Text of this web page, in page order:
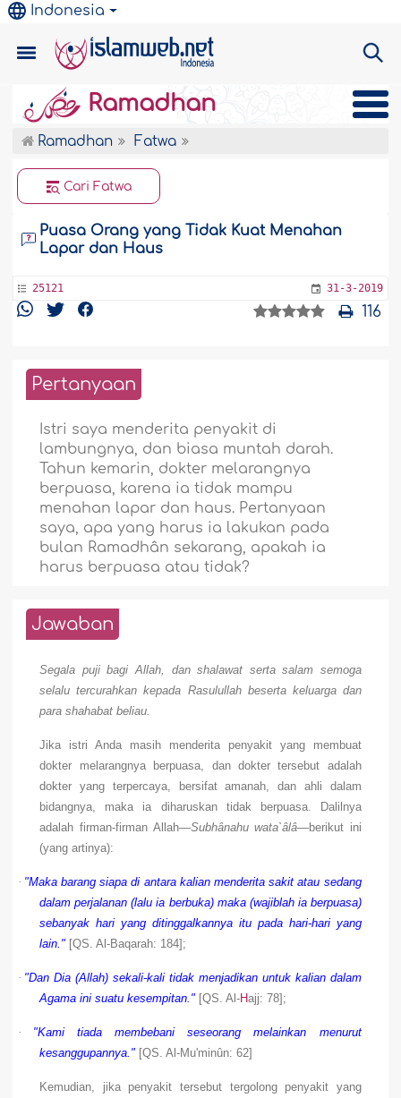
Indonesia
Ramadhan
Ramadhan Fatwa
Cari Fatwa
Puasa Orang yang Tidak Kuat Menahan
Lapar dan Haus
25121 31-3-2019
116
Pertanyaan
Istri saya menderita penyakit di
lambungnya, dan biasa muntah darah.
Tahun kemarin, dokter melarangnya
berpuasa, karena ia tidak mampu
menahan lapar dan haus. Pertanyaan
saya, apa yang harus ia lakukan pada
bulan Ramadhân sekarang, apakah ia
harus berpuasa atau tidak?
Jawaban
Segala puji bagi Allah, dan shalawat serta salam semoga
selalu tercurahkan kepada Rasulullah beserta keluarga dan
para shahabat beliau.
Jika istri Anda masih menderita penyakit yang membuat
dokter melarangnya berpuasa, dan dokter tersebut adalah
dokter yang terpercaya, bersifat amanah, dan ahli dalam
bidangnya, maka ia diharuskan tidak berpuasa. Dalilnya
adalah firman-firman Allah—Subhânahu wata`âlâ—berikut ini
(yang artinya):
· "Maka barang siapa di antara kalian menderita sakit atau sedang
dalam perjalanan (lalu ia berbuka) maka (wajiblah ia berpuasa)
sebanyak hari yang ditinggalkannya itu pada hari-hari yang
lain." [QS. Al-Baqarah: 184];
· "Dan Dia (Allah) sekali-kali tidak menjadikan untuk kalian dalam
Agama ini suatu kesempitan." [QS. Al-Hajj: 78];
·
"Kami tiada membebani seseorang melainkan menurut
kesanggupannya." [QS. Al-Mu'minûn: 62]
Kemudian, jika penyakit tersebut tergolong penyakit yang